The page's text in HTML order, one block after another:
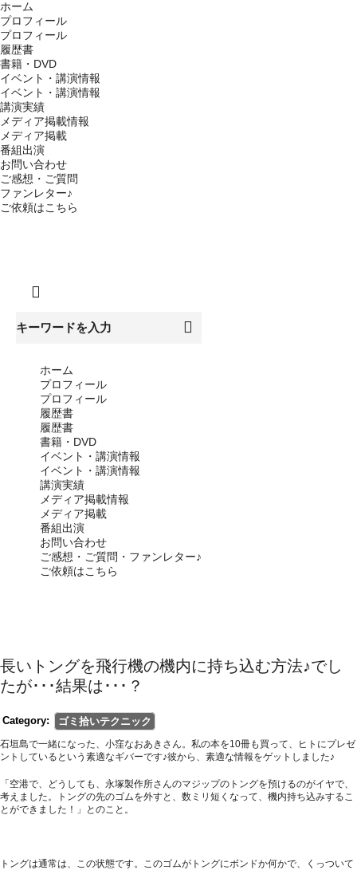
ホーム
プロフィール
プロフィール
履歴書
書籍・DVD
イベント・講演情報
イベント・講演情報
講演実績
メディア掲載情報
メディア掲載
番組出演
お問い合わせ
ご感想・ご質問
ファンレター♪
ご依頼はこちら
ホーム
プロフィール
プロフィール
履歴書
履歴書
書籍・DVD
イベント・講演情報
イベント・講演情報
講演実績
メディア掲載情報
メディア掲載
番組出演
お問い合わせ
ご感想・ご質問・ファンレター♪
ご依頼はこちら
長いトングを飛行機の機内に持ち込む方法♪でし
たが･･･結果は･･･？
Category: ゴミ拾いテクニック
石垣島で一緒になった、小窪なおあきさん。私の本を10冊も買って、ヒトにプレゼ
ントしているという素適なギバーです♪彼から、素適な情報をゲットしました♪
「空港で、どうしても、永塚製作所さんのマジップのトングを預けるのがイヤで、
考えました。トングの先のゴムを外すと、数ミリ短くなって、機内持ち込みするこ
とができました！」とのこと。
トングは通常は、この状態です。このゴムがトングにボンドか何かで、くっついて